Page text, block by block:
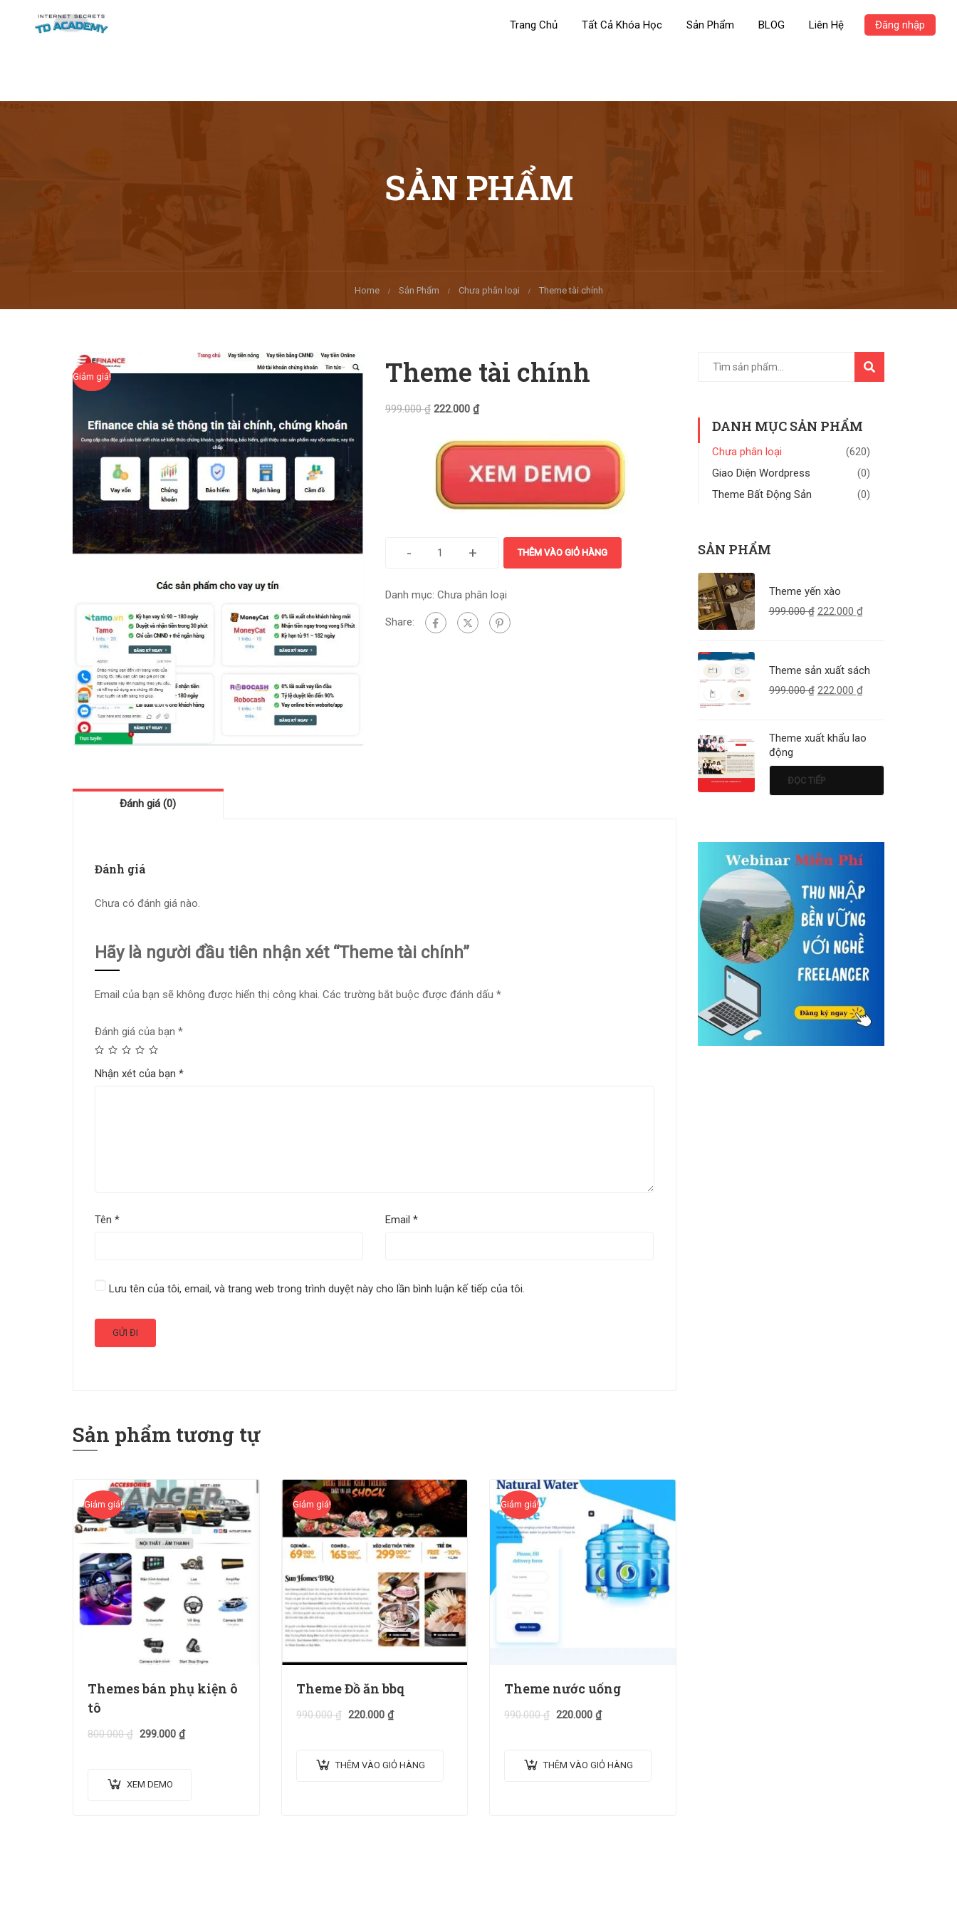
Trang Chủ Tất Cả Khóa Học Sản Phẩm BLOG Liên Hệ Đăng nhập
SẢN PHẨM
Home Sản Phẩm Chưa phân loại Theme tài chính
Giảm giá! Theme tài chính
999.000₫ 222.000 ₫
- + THÊM VÀO GIỎ HÀNG
Danh mục: Chưa phân loại
Share:
Đánh giá (0)
Đánh giá
Chưa có đánh giá nào.
Hãy là người đầu tiên nhận xét “Theme tài chính”
Email của bạn sẽ không được hiển thị công khai. Các trường bắt buộc được đánh dấu *
Đánh giá của bạn *
Nhận xét của bạn *
Tên * Email*
Lưu tên của tôi, email, và trang web trong trình duyệt này cho lần bình luận kế tiếp của tôi.
Sản phẩm tương tự
Giảm giá!
Themes bán phụ kiện ô
tô
800.000₫ 299.000 ₫
XEM DEMO
Giảm giá!
Theme Đồ ăn bbq
990.000₫ 220.000 ₫
THÊM VÀO GIỎ HÀNG
Giảm giá!
Theme nước uống
990.000₫ 220.000 ₫
THÊM VÀO GIỎ HÀNG
TÌM
KIẾM
DANH MỤC SẢN PHẨM
Chưa phân loại
(620)
Giao Diện Wordpress
(0)
Theme Bất Động Sản
(0)
SẢN PHẨM
Theme yến xào
999.000₫ 222.000 ₫
Theme sản xuất sách
999.000₫ 222.000 ₫
Theme xuất khẩu lao
động
ĐỌC TIẾP